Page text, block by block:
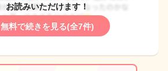
お読みいただけます！
無料で続きを見る(全7件)